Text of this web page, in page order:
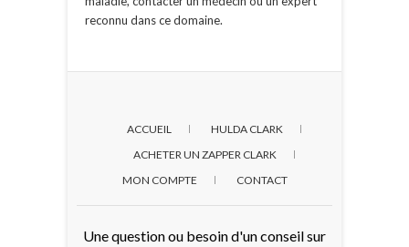
reconnu dans ce domaine.
ACCUEIL
HULDA CLARK
ACHETER UN ZAPPER CLARK
MON COMPTE
CONTACT
Une question ou besoin d'un conseil sur